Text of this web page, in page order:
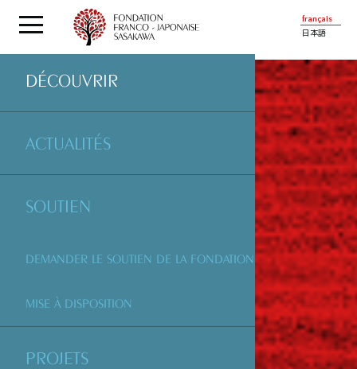
français
日本語
DÉCOUVRIR
ACTUALITÉS
SOUTIEN
DEMANDER LE SOUTIEN DE LA FONDATION
MISE À DISPOSITION
PROJETS